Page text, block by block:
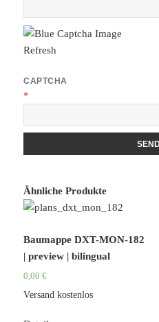
Refresh
CAPTCHA
*
Ähnliche Produkte
Baumappe DXT-MON-182
| preview | bilingual
0,00€
Versand kostenlos